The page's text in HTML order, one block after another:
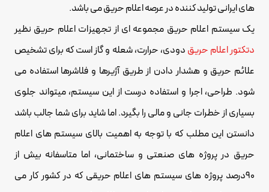
های ایرانی تولید کننده در عرصه اعلام حریق می باشد.
یک سیستم اعلام حریق مجموعه ای از تجهیزات اعلام حریق نظیر
دتکتور اعلام حریق دودی، حرارت، شعله و گاز است که برای تشخیص
علائم حریق و هشدار دادن از طریق آژیرها و فلاشرها استفاده می
شود. طراحی، اجرا و استفاده درست از این سیستم، میتواند جلوی
بسیاری از خطرات جانی و مالی را بگیرد. اما شاید برای شما جالب باشد
دانستن این مطلب که با توجه به اهمیت بالای سیستم های اعلام
حریق در پروژه های صنعتی و ساختمانی، اما متاسفانه بیش از
90درصد پروژه های سیستم های اعلام حریقی که در کشور کار می